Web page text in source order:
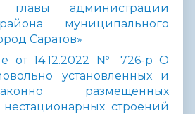
главы администрации
муниципального
Саратов»
от 14.12.2022 № 726-р О
установленных и
размещенных
строений